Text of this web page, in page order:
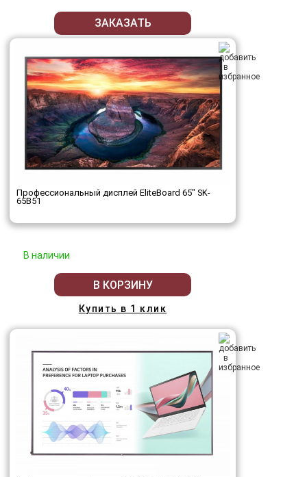
ЗАКАЗАТЬ
Профессиональный дисплей EliteBoard 65" SK-
65B51
В наличии
В КОРЗИНУ
Купить в 1 клик